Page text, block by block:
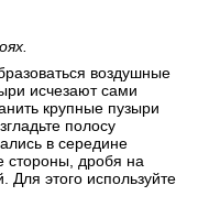
воздушные
исчезают сами
крупные пузыри
полосу
в середине
стороны, дробя на
Для этого используйте